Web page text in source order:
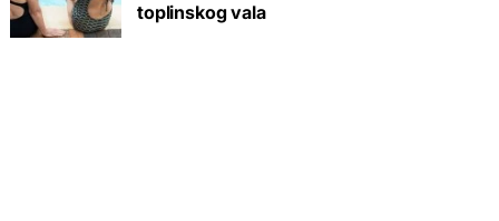
toplinskog vala